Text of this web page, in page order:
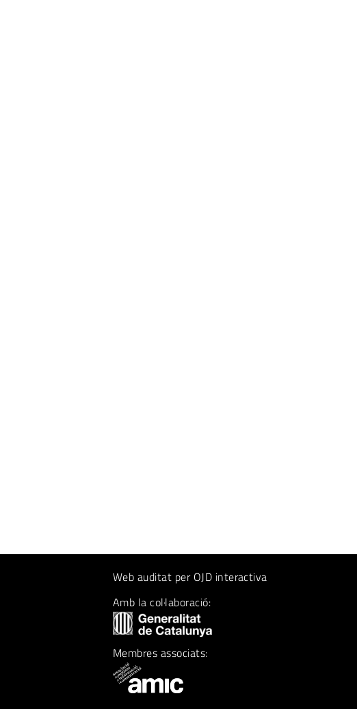
Web auditat per OJD interactiva
Amb la col·laboració:
Membres associats: